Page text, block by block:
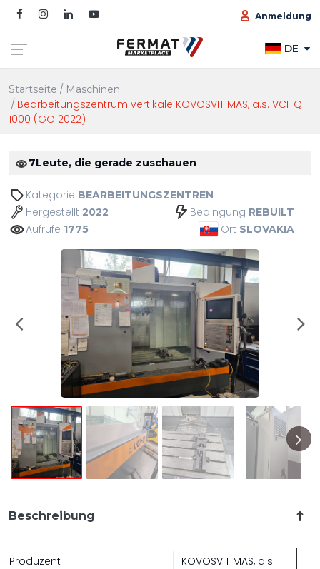
Anmeldung
DE
Startseite Maschinen
Bearbeitungszentrum vertikale KOVOSVIT MAS, a.s. VCI-Q
1000 (GO 2022)
7Leute, die gerade zuschauen
Kategorie BEARBEITUNGSZENTREN
Hergestellt 2022 Bedingung REBUILT
Aufrufe 1775 Ort SLOVAKIA
Beschreibung
Produzent
KOVOSVIT MAS, a.s.